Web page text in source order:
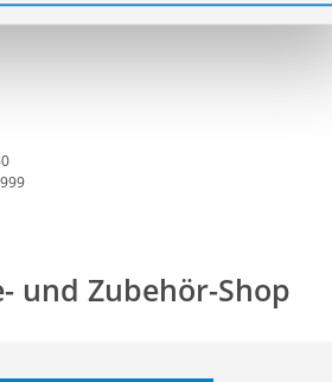
und Anwendungen
und Zubehör-Shop